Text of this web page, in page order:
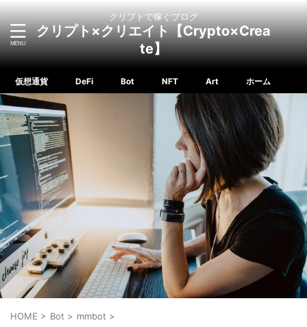
クリプトで稼ぐブログ
クリプト×クリエイト【Crypto×Crea
te】
仮想通貨 DeFi Bot NFT Art ホーム
HOME > Bot > mmbot >